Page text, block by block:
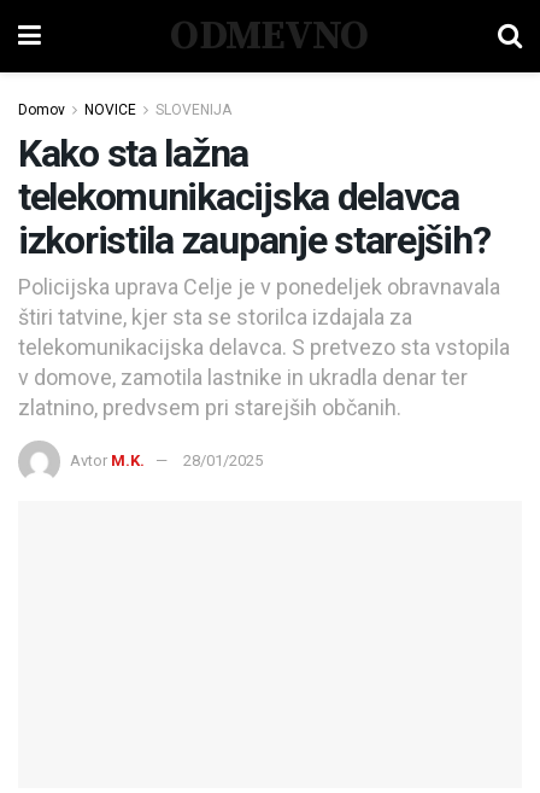
ODMEVNO
Domov NOVICE SLOVENIJA
Kako sta lažna
telekomunikacijska delavca
izkoristila zaupanje starejših?
Policijska uprava Celje je v ponedeljek obravnavala
štiri tatvine, kjer sta se storilca izdajala za
telekomunikacijska delavca. S pretvezo sta vstopila
v domove, zamotila lastnike in ukradla denar ter
zlatnino, predvsem pri starejših občanih.
Avtor M.K. 28/01/2025